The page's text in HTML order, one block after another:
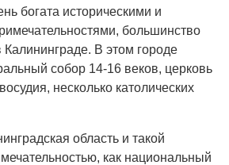
богата историческими и
большинство
Калининграде. В этом городе
собор 14-16 веков, церковь
несколько католических
область и такой
как национальный